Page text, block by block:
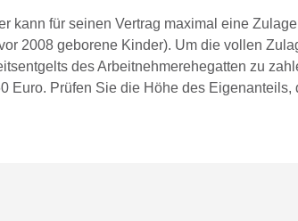
kann für seinen Vertrag maximal eine
2008 geborene Kinder). Um die vollen
des Arbeitnehmerehegatten zu
Euro. Prüfen Sie die Höhe des